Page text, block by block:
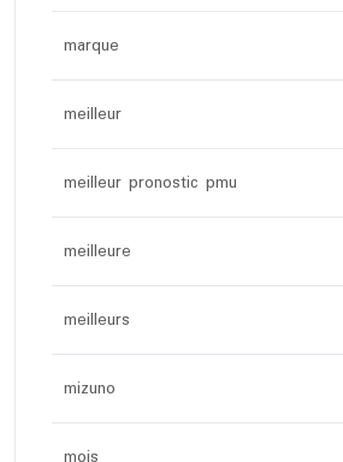
marque
meilleur
meilleur pronostic pmu
meilleure
meilleurs
mizuno